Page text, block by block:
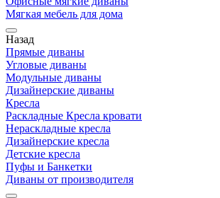
Мягкая мебель для дома
Назад
Прямые диваны
Угловые диваны
Модульные диваны
Дизайнерские диваны
Кресла
Раскладные Кресла кровати
Нераскладные кресла
Дизайнерские кресла
Детские кресла
Пуфы и Банкетки
Диваны от производителя